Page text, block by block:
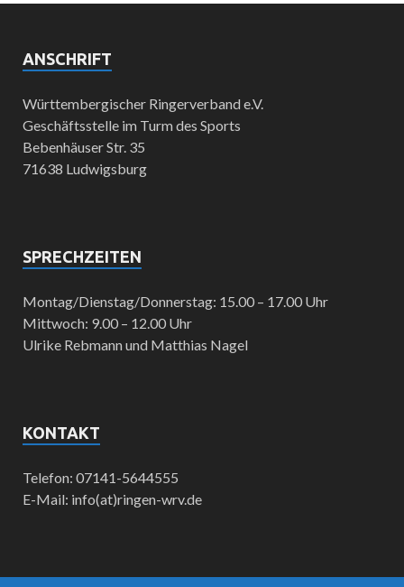
ANSCHRIFT
Württembergischer Ringerverband e.V.
Geschäftsstelle im Turm des Sports
Bebenhäuser Str. 35
71638 Ludwigsburg
SPRECHZEITEN
Montag/Dienstag/Donnerstag: 15.00 – 17.00 Uhr
Mittwoch: 9.00 – 12.00 Uhr
Ulrike Rebmann und Matthias Nagel
KONTAKT
Telefon: 07141-5644555
E-Mail: info(at)ringen-wrv.de